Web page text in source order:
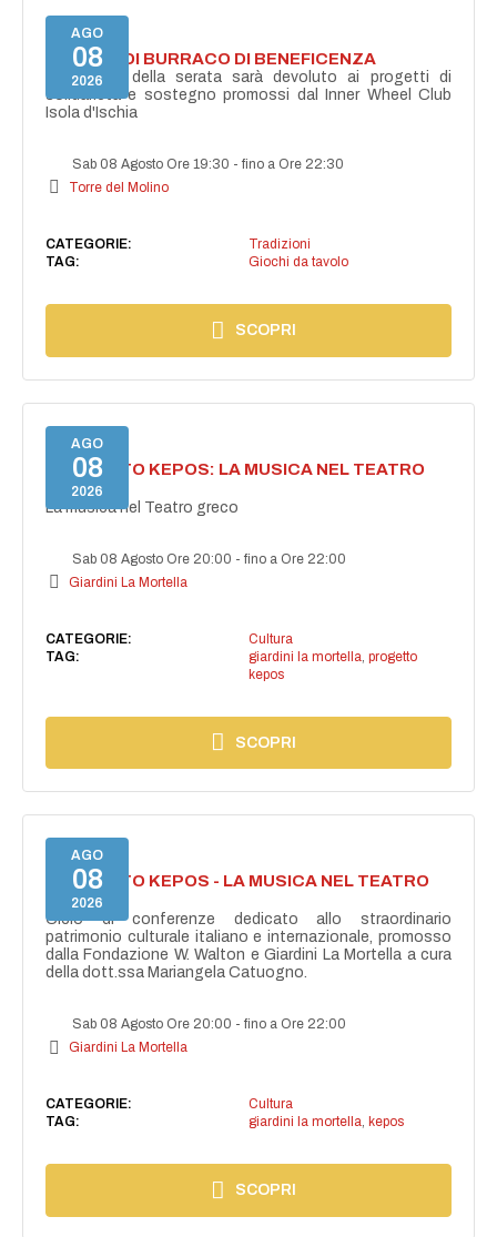
AGO
08
2026
TORNEO DI BURRACO DI BENEFICENZA
Il ricavato della serata sarà devoluto ai progetti di
solidarietà e sostegno promossi dal Inner Wheel Club
Isola d'Ischia
Sab 08 Agosto Ore 19:30 -fino a Ore 22:30
Torre del Molino
CATEGORIE:
Tradizioni
TAG:
Giochi da tavolo
SCOPRI
AGO
08
2026
PROGETTO KEPOS: LA MUSICA NEL TEATRO
GRECO
La musica nel Teatro greco
Sab 08 Agosto Ore 20:00 -fino a Ore 22:00
Giardini La Mortella
CATEGORIE:
Cultura
TAG:
giardini la mortella progetto
kepos
SCOPRI
AGO
08
2026
PROGETTO KEPOS - LA MUSICA NEL TEATRO
GRECO
Ciclo di conferenze dedicato allo straordinario
patrimonio culturale italiano e internazionale, promosso
dalla Fondazione W. Walton e Giardini La Mortella a cura
della dott.ssa Mariangela Catuogno.
Sab 08 Agosto Ore 20:00 -fino a Ore 22:00
Giardini La Mortella
CATEGORIE:
Cultura
TAG:
giardini la mortella, kepos
SCOPRI